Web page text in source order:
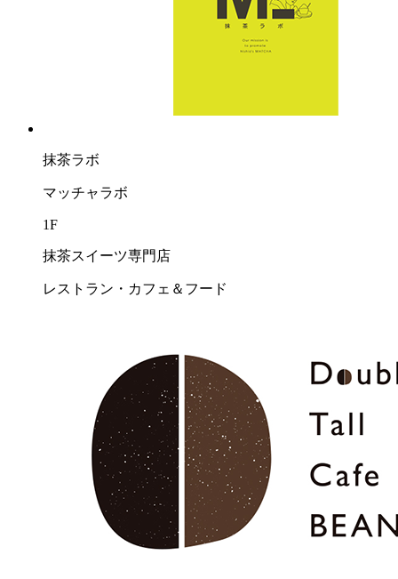
抹茶ラボ
マッチャラボ
1F
抹茶スイーツ専門店
レストラン・カフェ＆フード